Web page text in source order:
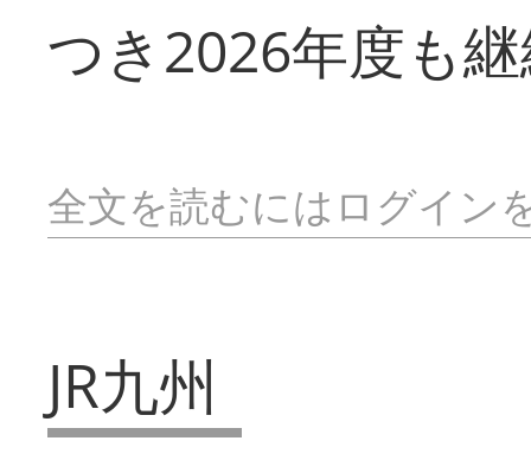
つき2026年度も
全文を読むにはログイン
JR九州